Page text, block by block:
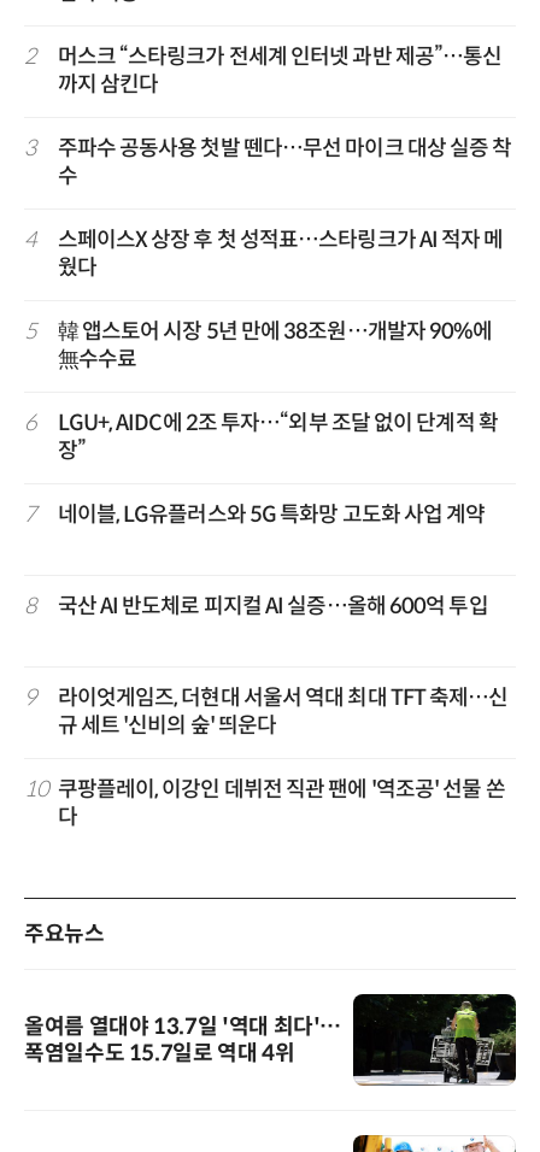
2
머스크 “스타링크가 전세계 인터넷 과반 제공”…통신
까지 삼킨다
3
주파수 공동사용 첫발 뗀다…무선 마이크 대상 실증 착
수
4
스페이스X 상장 후 첫 성적표…스타링크가 AI 적자 메
웠다
5
韓 앱스토어 시장 5년 만에 38조원…개발자 90%에
無수수료
6
LGU+, AIDC에 2조 투자…“외부 조달 없이 단계적 확
장”
7 네이블, LG유플러스와 5G 특화망 고도화 사업 계약
8 국산 AI 반도체로 피지컬 AI 실증…올해 600억 투입
9
라이엇게임즈, 더현대 서울서 역대 최대 TFT 축제…신
규 세트 '신비의 숲' 띄운다
10 쿠팡플레이, 이강인 데뷔전 직관 팬에 '역조공' 선물 쏜
다
주요뉴스
올여름 열대야 13.7일 '역대 최다'…
폭염일수도 15.7일로 역대 4위